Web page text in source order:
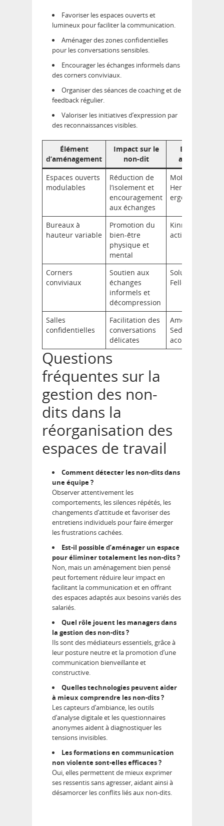
Favoriser les espaces ouverts et
lumineux pour faciliter la communication.
Aménager des zones confidentielles
pour les conversations sensibles.
Encourager les échanges informels dans
des corners conviviaux.
Organiser des séances de coaching et de
feedback régulier.
Valoriser les initiatives d’expression par
des reconnaissances visibles.
Élément
d’aménagement
Impact sur le
non-dit
Exemple
applicatif
Espaces ouverts
modulables
Réduction de
l’isolement et
encouragement
aux échanges
Mobilier
Herman Miller
ergonomique
Bureaux à
hauteur variable
Promotion du
bien-être
physique et
mental
Kinnarps
actifs
Corners
conviviaux
Soutien aux
échanges
informels et
décompression
Solutions
Fellowes
Salles
confidentielles
Facilitation des
conversations
délicates
Aménagement
Sedus
acoustique
Questions
fréquentes sur la
gestion des non-
dits dans la
réorganisation des
espaces de travail
Comment détecter les non-dits dans
une équipe ?
Observer attentivement les
comportements, les silences répétés, les
changements d’attitude et favoriser des
entretiens individuels pour faire émerger
les frustrations cachées.
Est-il possible d’aménager un espace
pour éliminer totalement les non-dits ?
Non, mais un aménagement bien pensé
peut fortement réduire leur impact en
facilitant la communication et en offrant
des espaces adaptés aux besoins variés des
salariés.
Quel rôle jouent les managers dans
la gestion des non-dits ?
Ils sont des médiateurs essentiels, grâce à
leur posture neutre et la promotion d’une
communication bienveillante et
constructive.
Quelles technologies peuvent aider
à mieux comprendre les non-dits ?
Les capteurs d’ambiance, les outils
d’analyse digitale et les questionnaires
anonymes aident à diagnostiquer les
tensions invisibles.
Les formations en communication
non violente sont-elles efficaces ?
Oui, elles permettent de mieux exprimer
ses ressentis sans agresser, aidant ainsi à
désamorcer les conflits liés aux non-dits.